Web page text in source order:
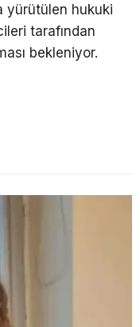
yürütülen hukuki
tarafından
bekleniyor.